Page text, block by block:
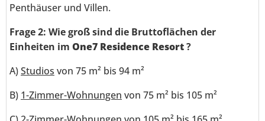
Penthäuser und Villen.
Frage 2: Wie groß sind die Bruttoflächen der
Einheiten im One7 Residence Resort?
A)Studios von 75 m² bis 94 m²
B) 1-Zimmer-Wohnungen von 75 m² bis 105 m²